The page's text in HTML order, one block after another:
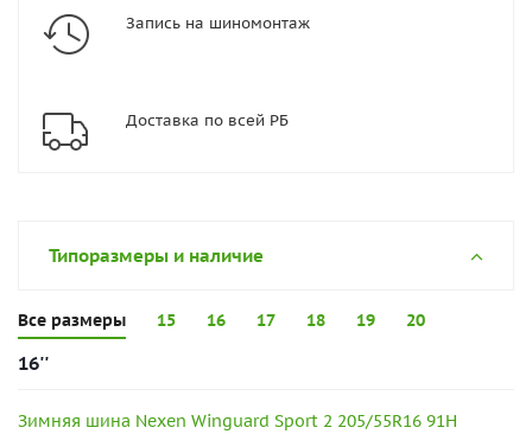
Запись на шиномонтаж
Доставка по всей РБ
Типоразмеры и наличие
Все размеры 15 16 17 18 19 20
16''
Зимняя шина Nexen Winguard Sport 2 205/55R16 91H